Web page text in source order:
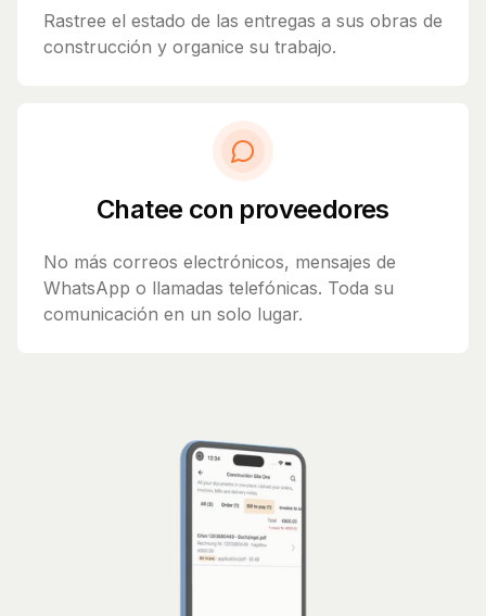
Rastree el estado de las entregas a sus obras de
construcción y organice su trabajo.
Chatee con proveedores
No más correos electrónicos, mensajes de
WhatsApp o llamadas telefónicas. Toda su
comunicación en un solo lugar.